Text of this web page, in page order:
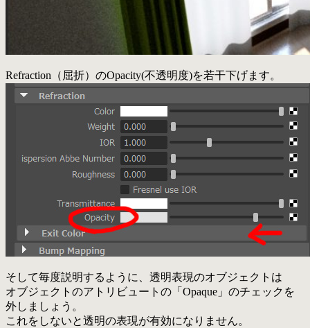
Refraction（屈折）のOpacity(不透明度)を若干下げます。
そして毎度説明するように、透明表現のオブジェクトは
オブジェクトのアトリビュートの「Opaque」のチェックを
外しましょう。
これをしないと透明の表現が有効になりません。